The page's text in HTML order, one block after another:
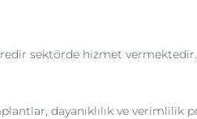
sektörde hizmet
dayanıklılık ve verimlilik